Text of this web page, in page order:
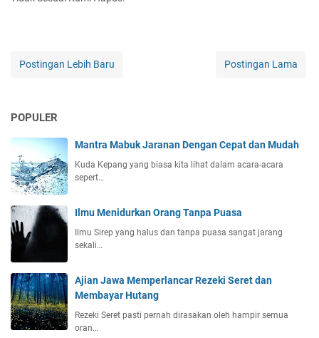
Postingan Lebih Baru Postingan Lama
POPULER
Mantra Mabuk Jaranan Dengan Cepat dan Mudah
Kuda Kepang yang biasa kita lihat dalam acara-acara
sepert…
Ilmu Menidurkan Orang Tanpa Puasa
Ilmu Sirep yang halus dan tanpa puasa sangat jarang
sekali…
Ajian Jawa Memperlancar Rezeki Seret dan
Membayar Hutang
Rezeki Seret pasti pernah dirasakan oleh hampir semua
oran…